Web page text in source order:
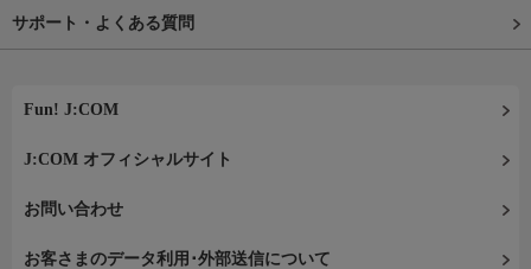
サポート・よくある質問
Fun! J:COM
J:COM オフィシャルサイト
お問い合わせ
お客さまのデータ利用･外部送信について